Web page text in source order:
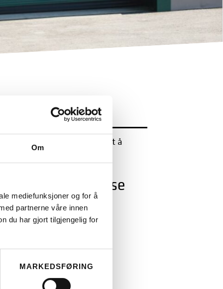
Om
mediefunksjoner og for å
partnerne våre innen
du har gjort tilgjengelig for
MARKEDSFØRING
gjør det enkelt og trygt å
Sikkerhet og
opplevelse